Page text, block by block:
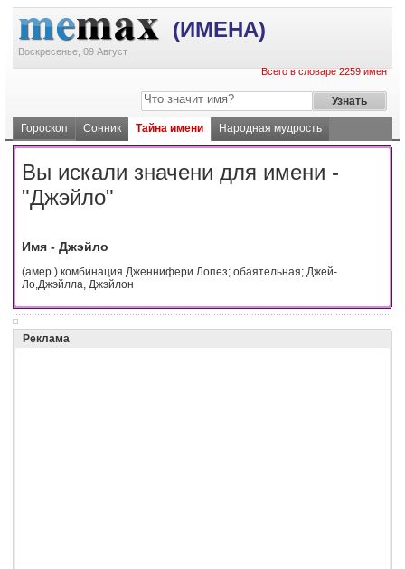
(ИМЕНА)
Воскресенье, 09 Август
Всего в словаре 2259 имен
Гороскоп Сонник Тайна имени Народная мудрость
Вы искали значени для имени -
"Джэйло"
Имя - Джэйло
(амер.) комбинация Дженнифери Лопез; обаятельная; Джей-
Ло,Джэйлла, Джэйлон
Реклама